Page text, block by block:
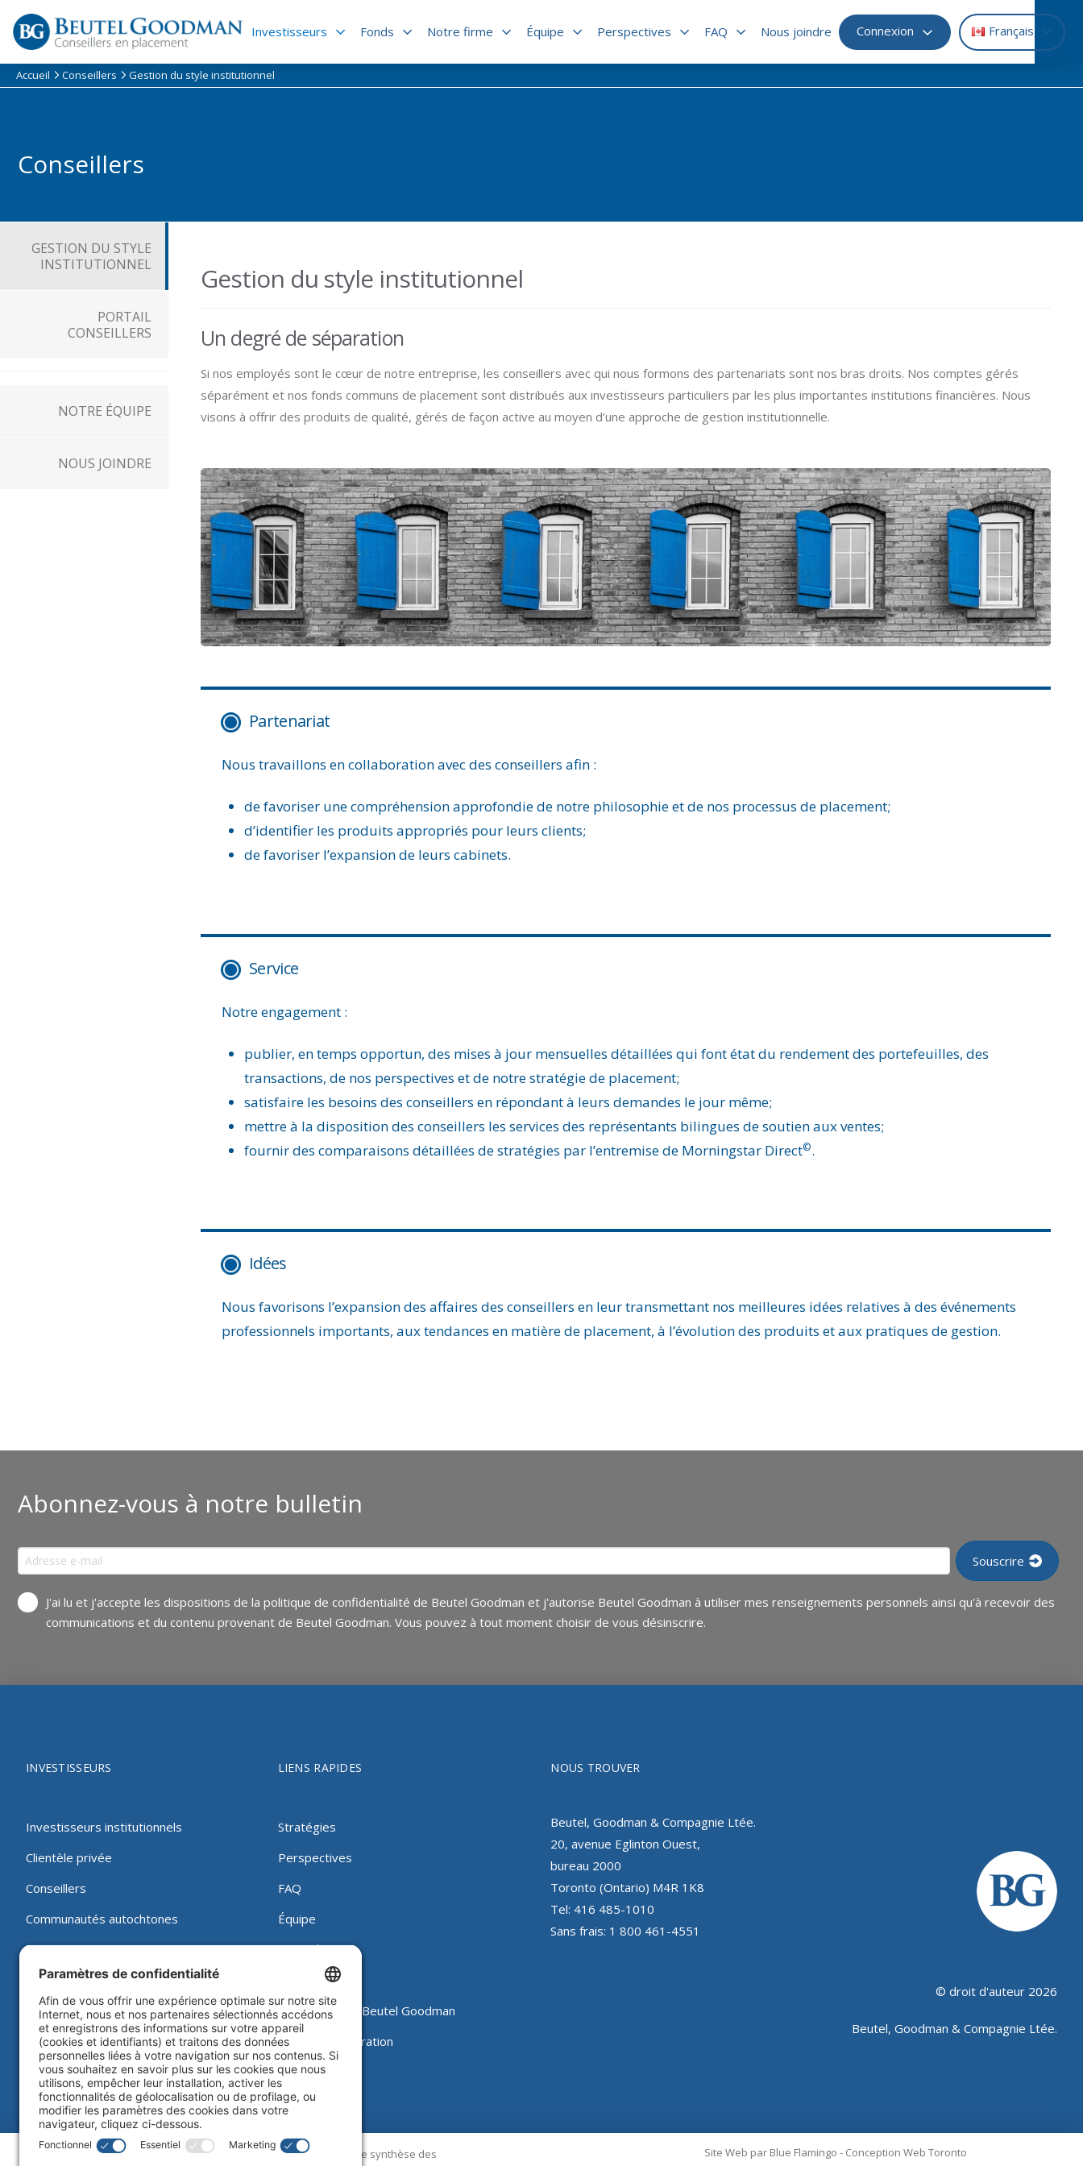
content
Investisseurs Fonds Notre firme Équipe Perspectives FAQ Nous joindre Connexion Français
Accueil Conseillers Gestion du style institutionnel
Conseillers
GESTION DU STYLE
INSTITUTIONNEL
PORTAIL
CONSEILLERS
NOTRE ÉQUIPE
NOUS JOINDRE
Gestion du style institutionnel
Un degré de séparation
Si nos employés sont le cœur de notre entreprise, les conseillers avec qui nous formons des partenariats sont nos bras droits. Nos comptes gérés
séparément et nos fonds communs de placement sont distribués aux investisseurs particuliers par les plus importantes institutions financières. Nous
visons à offrir des produits de qualité, gérés de façon active au moyen d’une approche de gestion institutionnelle.
Partenariat
Nous travaillons en collaboration avec des conseillers afin :
de favoriser une compréhension approfondie de notre philosophie et de nos processus de placement;
d’identifier les produits appropriés pour leurs clients;
de favoriser l’expansion de leurs cabinets.
Service
Notre engagement :
publier, en temps opportun, des mises à jour mensuelles détaillées qui font état du rendement des portefeuilles, des
transactions, de nos perspectives et de notre stratégie de placement;
satisfaire les besoins des conseillers en répondant à leurs demandes le jour même;
mettre à la disposition des conseillers les services des représentants bilingues de soutien aux ventes;
fournir des comparaisons détaillées de stratégies par l’entremise de Morningstar Direct©.
Idées
Nous favorisons l’expansion des affaires des conseillers en leur transmettant nos meilleures idées relatives à des événements
professionnels importants, aux tendances en matière de placement, à l’évolution des produits et aux pratiques de gestion.
Abonnez-vous à notre bulletin
J'ai lu et j'accepte les dispositions de la politique de confidentialité de Beutel Goodman et j'autorise Beutel Goodman à utiliser mes renseignements personnels ainsi qu'à recevoir des
communications et du contenu provenant de Beutel Goodman. Vous pouvez à tout moment choisir de vous désinscrire.
INVESTISSEURS
Investisseurs institutionnels
Clientèle privée
Conseillers
Communautés autochtones
Investisseurs individuels
LIENS RAPIDES
Stratégies
Perspectives
FAQ
Équipe
Notre firme
Nous joindre
Travailler chez Beutel Goodman
Vote par procuration
NOUS TROUVER
Beutel, Goodman & Compagnie Ltée.
20, avenue Eglinton Ouest,
bureau 2000
Toronto (Ontario) M4R 1K8
Tel: 416 485-1010
Sans frais: 1 800 461-4551
© droit d'auteur 2026
Beutel, Goodman & Compagnie Ltée.
Juridique Politique sur les témoins|Processus de synthèse des
Site Web par Blue Flamingo - Conception Web Toronto